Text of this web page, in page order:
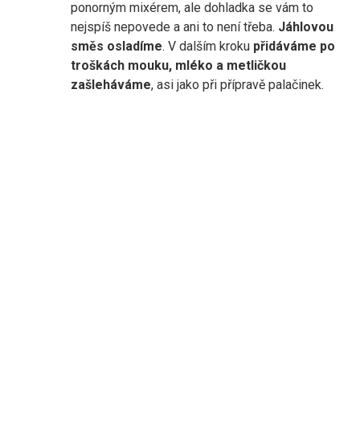
ponorným mixérem, ale dohladka se vám to
nejspíš nepovede a ani to není třeba. Jáhlovou
směs osladíme. V dalším kroku přidáváme po
troškách mouku, mléko a metličkou
zašleháváme, asi jako při přípravě palačinek.